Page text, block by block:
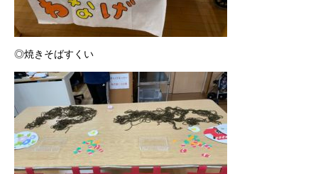
◎焼きそばすくい